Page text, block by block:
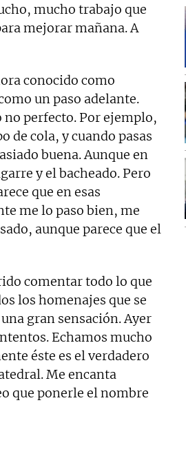
mucho trabajo que
mejorar mañana. A
conocido como
un paso adelante.
perfecto. Por ejemplo,
de cola, y cuando pasas
buena. Aunque en
y el bacheado. Pero
que en esas
me lo paso bien, me
aunque parece que el
comentar todo lo que
los homenajes que se
una gran sensación. Ayer
Echamos mucho
éste es el verdadero
Me encanta
que ponerle el nombre